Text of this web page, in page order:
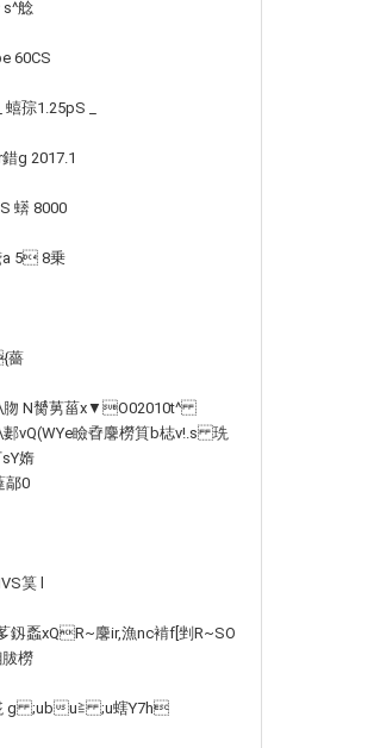
s^艌
60CS
蟢孮1.25pS _
g 2017.1
蠎 8000
a 5 8乗
薔
N膥莮菑x▼O02010t^
vQ(WYe瞼孴麐橯筫b梽v!.s 珗
媠
0
筽 l
釼蟸xQR~麐ir,漁nc褃f[剉R~SO
橯
g ;ubu≧ ;u螛Y7h